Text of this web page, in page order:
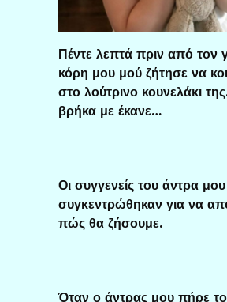
Πέντε λεπτά πριν από τον
κόρη μου μού ζήτησε να
στο λούτρινο κουνελάκι
βρήκα με έκανε…
Οι συγγενείς του άντρα μου
συγκεντρώθηκαν για να
πώς θα ζήσουμε.
Όταν ο άντρας μου πήρε